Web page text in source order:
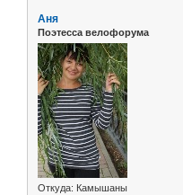
Аня
Поэтесса велофорума
Откуда: Камышаны